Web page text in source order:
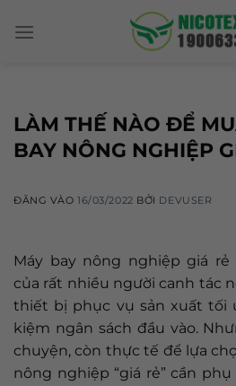
LÀM THẾ NÀO ĐỂ
BAY NÔNG NGHIỆP
ĐĂNG VÀO16/03/2022 BỞI DEVUSER
Máy bay nông nghiệp giá
của rất nhiều người canh tác
thiết bị phục vụ sản xuất tối
kiệm ngân sách đầu vào.
chuyện, còn thực tế để lựa
nông nghiệp “giá rẻ” cần